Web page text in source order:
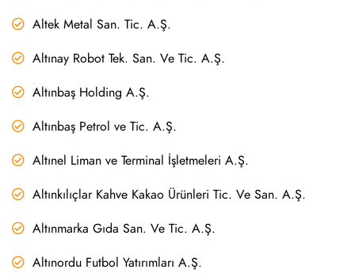
Altek Metal San. Tic. A.Ş.
Altınay Robot Tek. San. Ve Tic. A.Ş.
Altınbaş Holding A.Ş.
Altınbaş Petrol ve Tic. A.Ş.
Altınel Liman ve Terminal İşletmeleri A.Ş.
Altınkılıçlar Kahve Kakao Ürünleri Tic. Ve San. A.Ş.
Altınmarka Gıda San. Ve Tic. A.Ş.
Altınordu Futbol Yatırımları A.Ş.